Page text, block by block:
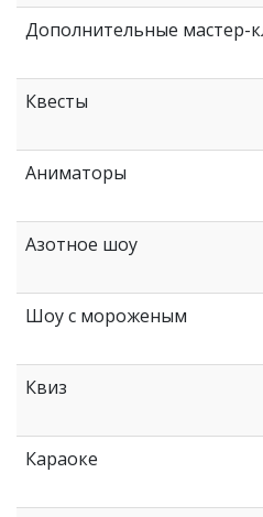
Дополнительные мастер-
Квесты
Аниматоры
Азотное шоу
Шоу с мороженым
Квиз
Караоке